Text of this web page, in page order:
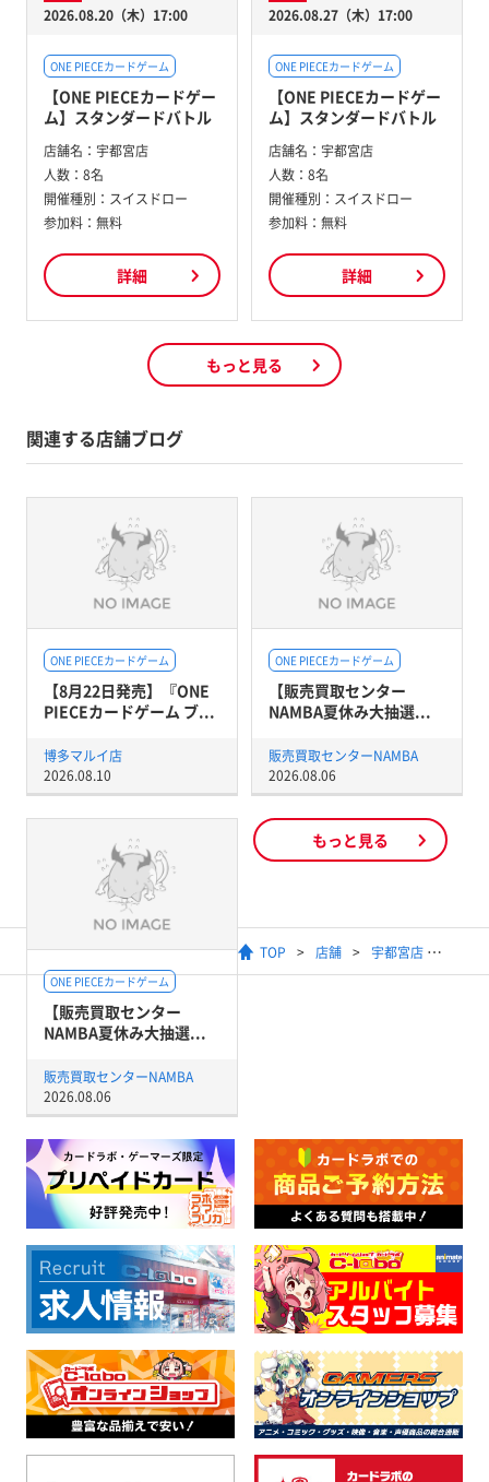
2026.08.20（木）17:00
ONE PIECEカードゲーム
【ONE PIECEカードゲー
ム】スタンダードバトル
店舗名： 宇都宮店
人数： 8名
開催種別： スイスドロー
参加料： 無料
詳細
2026.08.27（木）17:00
ONE PIECEカードゲーム
【ONE PIECEカードゲー
ム】スタンダードバトル
店舗名： 宇都宮店
人数： 8名
開催種別： スイスドロー
参加料： 無料
詳細
もっと見る
関連する店舗ブログ
ONE PIECEカードゲーム
【8月22日発売】『ONE
PIECEカードゲーム ブ...
博多マルイ店
2026.08.10
ONE PIECEカードゲーム
【販売買取センター
NAMBA夏休み大抽選...
販売買取センターNAMBA
2026.08.06
ONE PIECEカードゲーム
【販売買取センター
NAMBA夏休み大抽選...
販売買取センターNAMBA
2026.08.06
もっと見る
TOP 店舗 宇都宮店